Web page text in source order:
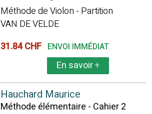
Méthode de Violon - Partition
VAN DE VELDE
31.84 CHF ENVOI IMMÉDIAT
En savoir+
Hauchard Maurice
Méthode élémentaire - Cahier 2